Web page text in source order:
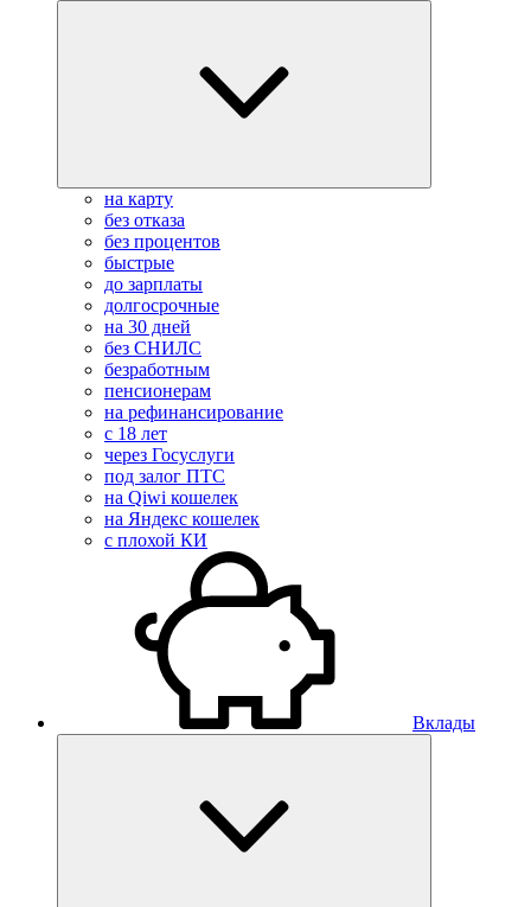
на карту
без отказа
без процентов
быстрые
до зарплаты
долгосрочные
на 30 дней
без СНИЛС
безработным
пенсионерам
на рефинансирование
с 18 лет
через Госуслуги
под залог ПТС
на Qiwi кошелек
на Яндекс кошелек
с плохой КИ
Вклады